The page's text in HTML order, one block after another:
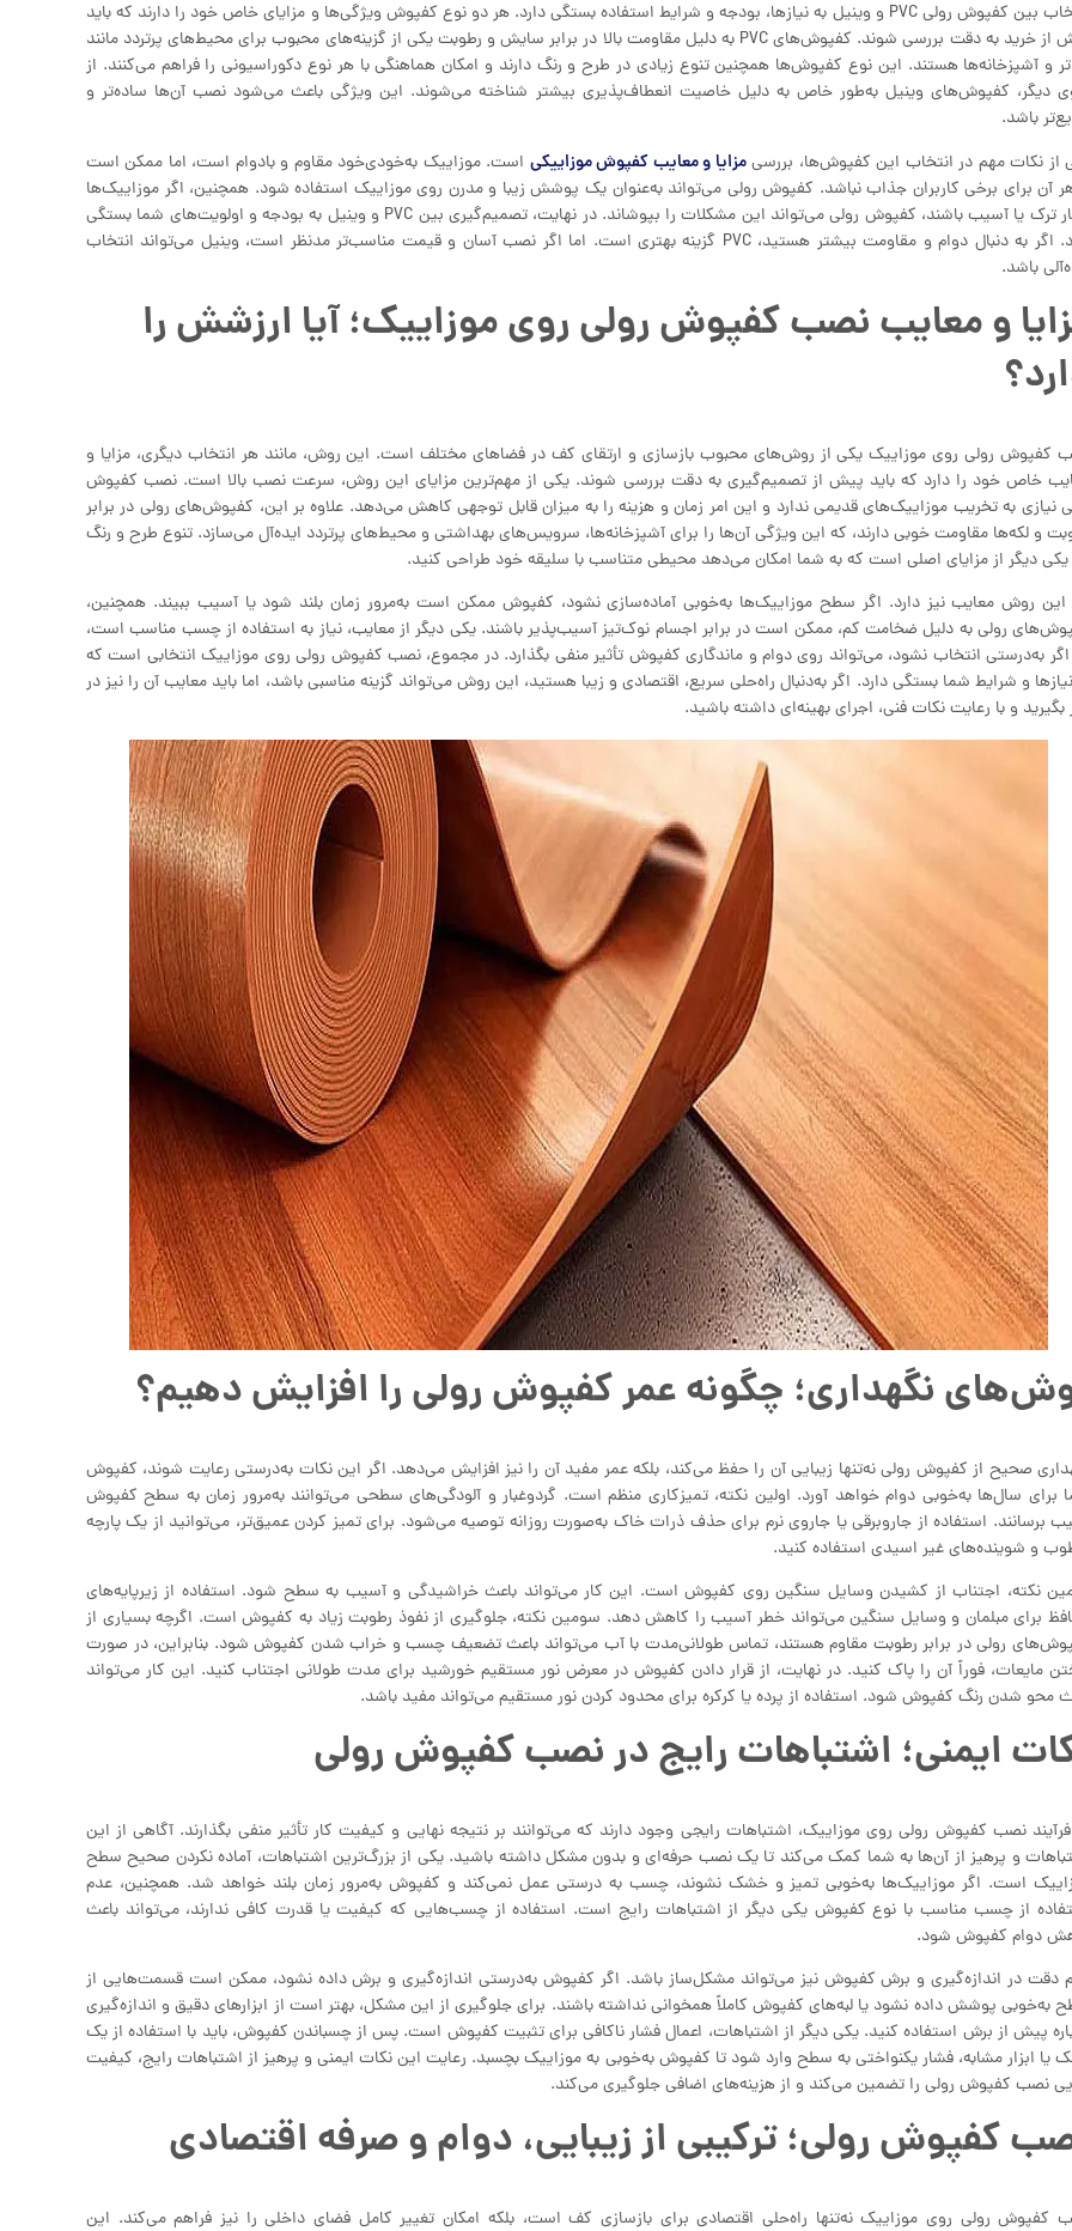
انتخاب بین کفپوش رولی PVC و وینیل به نیازها، بودجه و شرایط استفاده بستگی دارد. هر دو نوع کفپوش ویژگی‌ها و مزایای خاص خود را دارند که باید
پیش از خرید به دقت بررسی شوند. کفپوش‌های PVC به دلیل مقاومت بالا در برابر سایش و رطوبت یکی از گزینه‌های محبوب برای محیط‌های پرتردد مانند
و آشپزخانه‌ها هستند. این نوع کفپوش‌ها همچنین تنوع زیادی در طرح و رنگ دارند و امکان هماهنگی با هر نوع دکوراسیونی را فراهم می‌کنند. از
دیگر، کفپوش‌های وینیل به‌طور خاص به دلیل خاصیت انعطاف‌پذیری بیشتر شناخته می‌شوند. این ویژگی باعث می‌شود نصب آن‌ها ساده‌تر و
باشد.
از نکات مهم در انتخاب این کفپوش‌ها، بررسیمزایا و معایب کفپوش موزاییکی است. موزاییک به‌خودی‌خود مقاوم و بادوام است، اما ممکن است
آن برای برخی کاربران جذاب نباشد. کفپوش رولی می‌تواند به‌عنوان یک پوشش زیبا و مدرن روی موزاییک استفاده شود. همچنین، اگر موزاییک‌ها
دچار ترک یا آسیب باشند، کفپوش رولی می‌تواند این مشکلات را بپوشاند. در نهایت، تصمیم‌گیری بین PVC و وینیل به بودجه و اولویت‌های شما بستگی
دارد. اگر به دنبال دوام و مقاومت بیشتر هستید، PVC گزینه بهتری است. اما اگر نصب آسان و قیمت مناسب‌تر مدنظر است، وینیل می‌تواند انتخاب
باشد.
و معایب نصب کفپوش رولی روی موزاییک؛ آیا ارزشش را
کفپوش رولی روی موزاییک یکی از روش‌های محبوب بازسازی و ارتقای کف در فضاهای مختلف است. این روش، مانند هر انتخاب دیگری، مزایا و
خاص خود را دارد که باید پیش از تصمیم‌گیری به دقت بررسی شوند. یکی از مهم‌ترین مزایای این روش، سرعت نصب بالا است. نصب کفپوش
نیازی به تخریب موزاییک‌های قدیمی ندارد و این امر زمان و هزینه را به میزان قابل توجهی کاهش می‌دهد. علاوه بر این، کفپوش‌های رولی در برابر
و لکه‌ها مقاومت خوبی دارند، که این ویژگی آن‌ها را برای آشپزخانه‌ها، سرویس‌های بهداشتی و محیط‌های پرتردد ایده‌آل می‌سازد. تنوع طرح و رنگ
یکی دیگر از مزایای اصلی است که به شما امکان می‌دهد محیطی متناسب با سلیقه خود طراحی کنید.
این روش معایب نیز دارد. اگر سطح موزاییک‌ها به‌خوبی آماده‌سازی نشود، کفپوش ممکن است به‌مرور زمان بلند شود یا آسیب ببیند. همچنین،
رولی به دلیل ضخامت کم، ممکن است در برابر اجسام نوک‌تیز آسیب‌پذیر باشند. یکی دیگر از معایب، نیاز به استفاده از چسب مناسب است،
به‌درستی انتخاب نشود، می‌تواند روی دوام و ماندگاری کفپوش تأثیر منفی بگذارد. در مجموع، نصب کفپوش رولی روی موزاییک انتخابی است که
و شرایط شما بستگی دارد. اگر به‌دنبال راه‌حلی سریع، اقتصادی و زیبا هستید، این روش می‌تواند گزینه مناسبی باشد، اما باید معایب آن را نیز در
بگیرید و با رعایت نکات فنی، اجرای بهینه‌ای داشته باشید.
نگهداری؛ چگونه عمر کفپوش رولی را افزایش دهیم؟
صحیح از کفپوش رولی نه‌تنها زیبایی آن را حفظ می‌کند، بلکه عمر مفید آن را نیز افزایش می‌دهد. اگر این نکات به‌درستی رعایت شوند، کفپوش
برای سال‌ها به‌خوبی دوام خواهد آورد. اولین نکته، تمیزکاری منظم است. گردوغبار و آلودگی‌های سطحی می‌توانند به‌مرور زمان به سطح کفپوش
برسانند. استفاده از جاروبرقی یا جاروی نرم برای حذف ذرات خاک به‌صورت روزانه توصیه می‌شود. برای تمیز کردن عمیق‌تر، می‌توانید از یک پارچه
و شوینده‌های غیر اسیدی استفاده کنید.
نکته، اجتناب از کشیدن وسایل سنگین روی کفپوش است. این کار می‌تواند باعث خراشیدگی و آسیب به سطح شود. استفاده از زیرپایه‌های
برای مبلمان و وسایل سنگین می‌تواند خطر آسیب را کاهش دهد. سومین نکته، جلوگیری از نفوذ رطوبت زیاد به کفپوش است. اگرچه بسیاری از
رولی در برابر رطوبت مقاوم هستند، تماس طولانی‌مدت با آب می‌تواند باعث تضعیف چسب و خراب شدن کفپوش شود. بنابراین، در صورت
مایعات، فوراً آن را پاک کنید. در نهایت، از قرار دادن کفپوش در معرض نور مستقیم خورشید برای مدت طولانی اجتناب کنید. این کار می‌تواند
محو شدن رنگ کفپوش شود. استفاده از پرده یا کرکره برای محدود کردن نور مستقیم می‌تواند مفید باشد.
ایمنی؛ اشتباهات رایج در نصب کفپوش رولی
نصب کفپوش رولی روی موزاییک، اشتباهات رایجی وجود دارند که می‌توانند بر نتیجه نهایی و کیفیت کار تأثیر منفی بگذارند. آگاهی از این
و پرهیز از آن‌ها به شما کمک می‌کند تا یک نصب حرفه‌ای و بدون مشکل داشته باشید. یکی از بزرگ‌ترین اشتباهات، آماده نکردن صحیح سطح
است. اگر موزاییک‌ها به‌خوبی تمیز و خشک نشوند، چسب به درستی عمل نمی‌کند و کفپوش به‌مرور زمان بلند خواهد شد. همچنین، عدم
از چسب مناسب با نوع کفپوش یکی دیگر از اشتباهات رایج است. استفاده از چسب‌هایی که کیفیت یا قدرت کافی ندارند، می‌تواند باعث
دوام کفپوش شود.
دقت در اندازه‌گیری و برش کفپوش نیز می‌تواند مشکل‌ساز باشد. اگر کفپوش به‌درستی اندازه‌گیری و برش داده نشود، ممکن است قسمت‌هایی از
به‌خوبی پوشش داده نشود یا لبه‌های کفپوش کاملاً همخوانی نداشته باشند. برای جلوگیری از این مشکل، بهتر است از ابزارهای دقیق و اندازه‌گیری
پیش از برش استفاده کنید. یکی دیگر از اشتباهات، اعمال فشار ناکافی برای تثبیت کفپوش است. پس از چسباندن کفپوش، باید با استفاده از یک
یا ابزار مشابه، فشار یکنواختی به سطح وارد شود تا کفپوش به‌خوبی به موزاییک بچسبد. رعایت این نکات ایمنی و پرهیز از اشتباهات رایج، کیفیت
نصب کفپوش رولی را تضمین می‌کند و از هزینه‌های اضافی جلوگیری می‌کند.
کفپوش رولی؛ ترکیبی از زیبایی، دوام و صرفه اقتصادی
کفپوش رولی روی موزاییک نه‌تنها راه‌حلی اقتصادی برای بازسازی کف است، بلکه امکان تغییر کامل فضای داخلی را نیز فراهم می‌کند. این